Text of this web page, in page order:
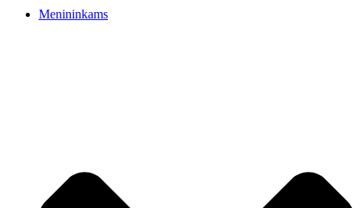
Menininkams